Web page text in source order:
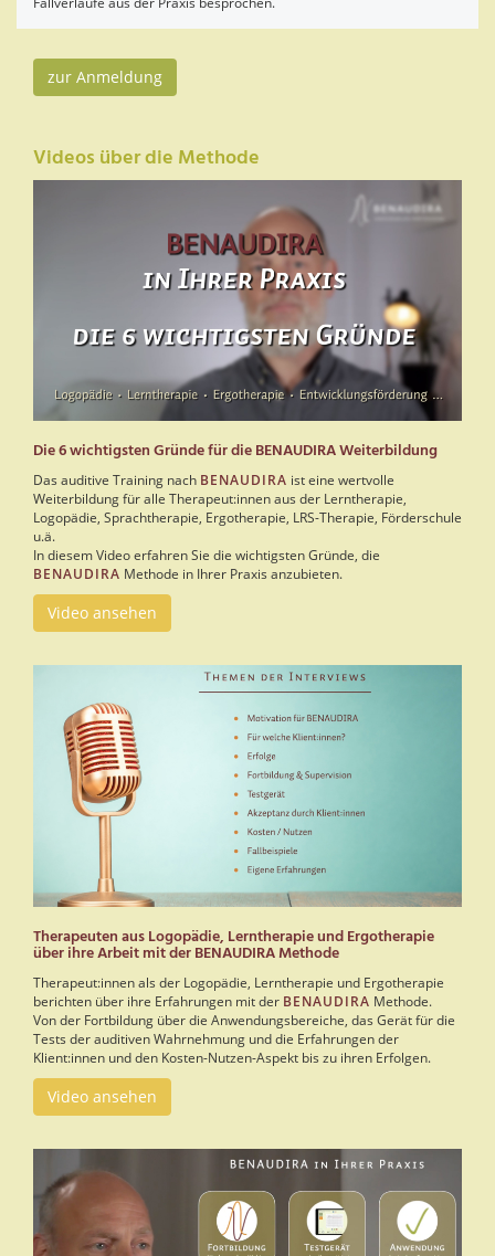
zur Anmeldung
Videos über die Methode
Die 6 wichtigsten Gründe für die BENAUDIRA Weiterbildung
Das auditive Training nach BENAUDIRA ist eine wertvolle
Weiterbildung für alle Therapeut:innen aus der Lerntherapie,
Logopädie, Sprachtherapie, Ergotherapie, LRS-Therapie, Förderschule
u.ä.
In diesem Video erfahren Sie die wichtigsten Gründe, die
BENAUDIRA Methode in Ihrer Praxis anzubieten.
Video ansehen
Therapeuten aus Logopädie, Lerntherapie und Ergotherapie
über ihre Arbeit mit der BENAUDIRA Methode
Therapeut:innen als der Logopädie, Lerntherapie und Ergotherapie
berichten über ihre Erfahrungen mit der BENAUDIRA Methode.
Von der Fortbildung über die Anwendungsbereiche, das Gerät für die
Tests der auditiven Wahrnehmung und die Erfahrungen der
Klient:innen und den Kosten-Nutzen-Aspekt bis zu ihren Erfolgen.
Video ansehen